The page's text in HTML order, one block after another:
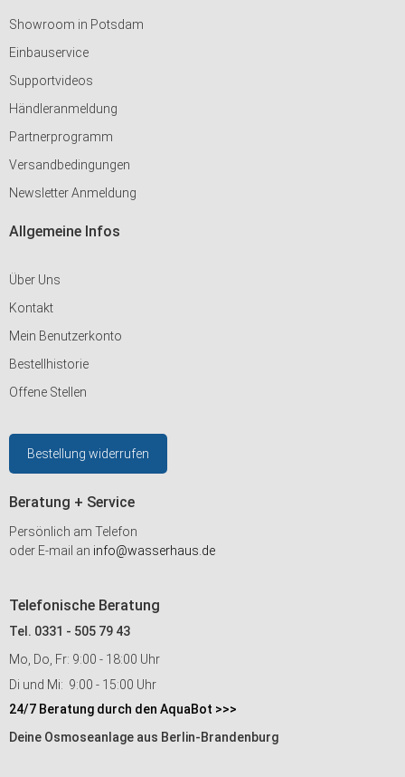
Showroom in Potsdam
Einbauservice
Supportvideos
Händleranmeldung
Partnerprogramm
Versandbedingungen
Newsletter Anmeldung
Allgemeine Infos
Über Uns
Kontakt
Mein Benutzerkonto
Bestellhistorie
Offene Stellen
Bestellung widerrufen
Beratung + Service
Persönlich am Telefon
oder E-mail an info@wasserhaus.de
Telefonische Beratung
Tel. 0331 - 505 79 43
Mo, Do, Fr: 9:00 - 18:00 Uhr
Di und Mi: 9:00 - 15:00 Uhr
24/7 Beratung durch den AquaBot >>>
Deine Osmoseanlage aus Berlin-Brandenburg